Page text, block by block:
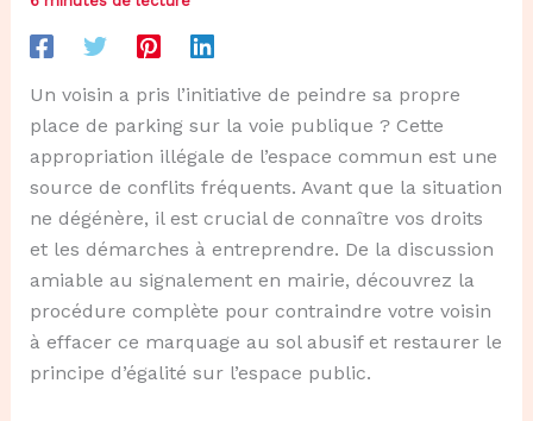
Un voisin a pris l’initiative de peindre sa propre
place de parking sur la voie publique ? Cette
appropriation illégale de l’espace commun est une
source de conflits fréquents. Avant que la situation
ne dégénère, il est crucial de connaître vos droits
et les démarches à entreprendre. De la discussion
amiable au signalement en mairie, découvrez la
procédure complète pour contraindre votre voisin
à effacer ce marquage au sol abusif et restaurer le
principe d’égalité sur l’espace public.